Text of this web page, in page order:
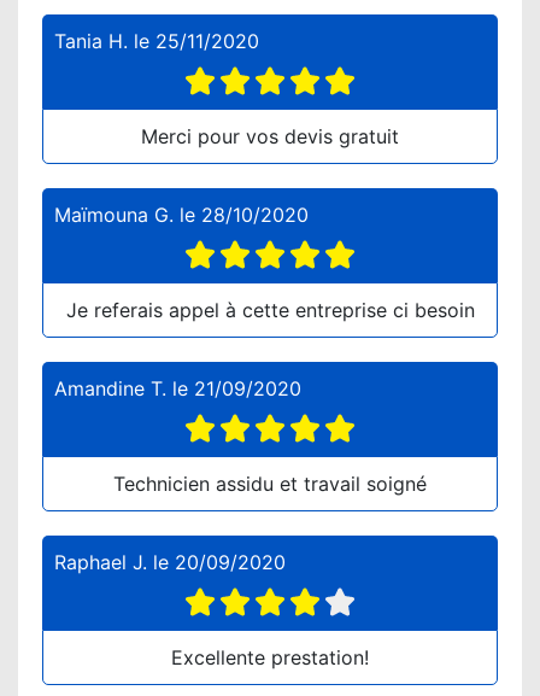
Tania H. le 25/11/2020
Merci pour vos devis gratuit
Maïmouna G. le 28/10/2020
Je referais appel à cette entreprise ci besoin
Amandine T. le 21/09/2020
Technicien assidu et travail soigné
Raphael J. le 20/09/2020
Excellente prestation!